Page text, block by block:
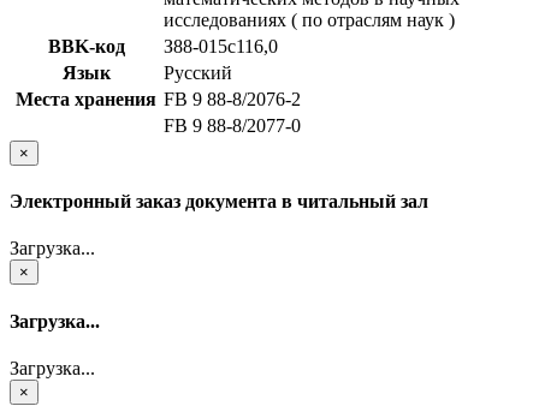
исследованиях ( по отраслям наук )
BBK-код
З88-015с116,0
Язык
Русский
Места хранения FB 9 88-8/2076-2
FB 9 88-8/2077-0
×
Электронный заказ документа в читальный зал
Загрузка...
×
Загрузка...
Загрузка...
×